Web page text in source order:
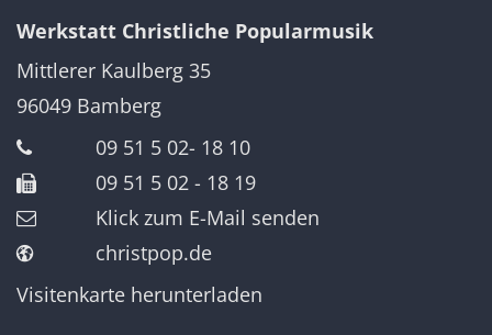
Werkstatt Christliche Popularmusik
Mittlerer Kaulberg 35
96049 Bamberg
09 51 5 02- 18 10
09 51 5 02 - 18 19
Klick zum E-Mail senden
christpop.de
Visitenkarte herunterladen